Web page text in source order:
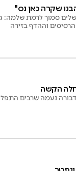
שקרה כאן נס"
וההדף בזירה
נעמה שרבים